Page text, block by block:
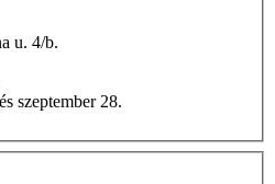
u. 4/b.
21. és szeptember 28.